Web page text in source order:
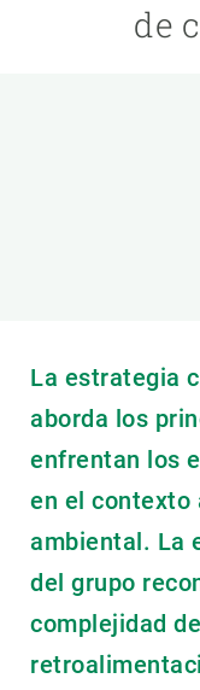
de
La estrategia
aborda los
enfrentan los
en el contexto
ambiental. La
del grupo
complejidad